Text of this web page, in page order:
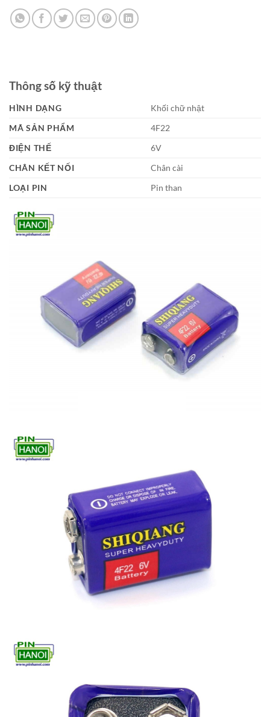
Thông số kỹ thuật
HÌNH DẠNG
Khối chữ nhật
MÃ SẢN PHẨM
4F22
ĐIỆN THẾ
6V
CHÂN KẾT NỐI
Chân cài
LOẠI PIN
Pin than